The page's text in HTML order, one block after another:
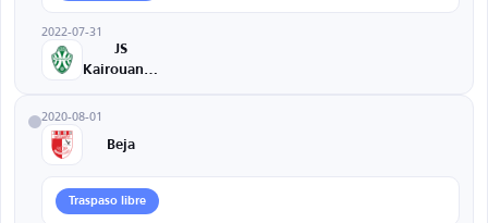
2022-07-31
JS
Kairouanaise
2020-08-01
Beja
Traspaso libre